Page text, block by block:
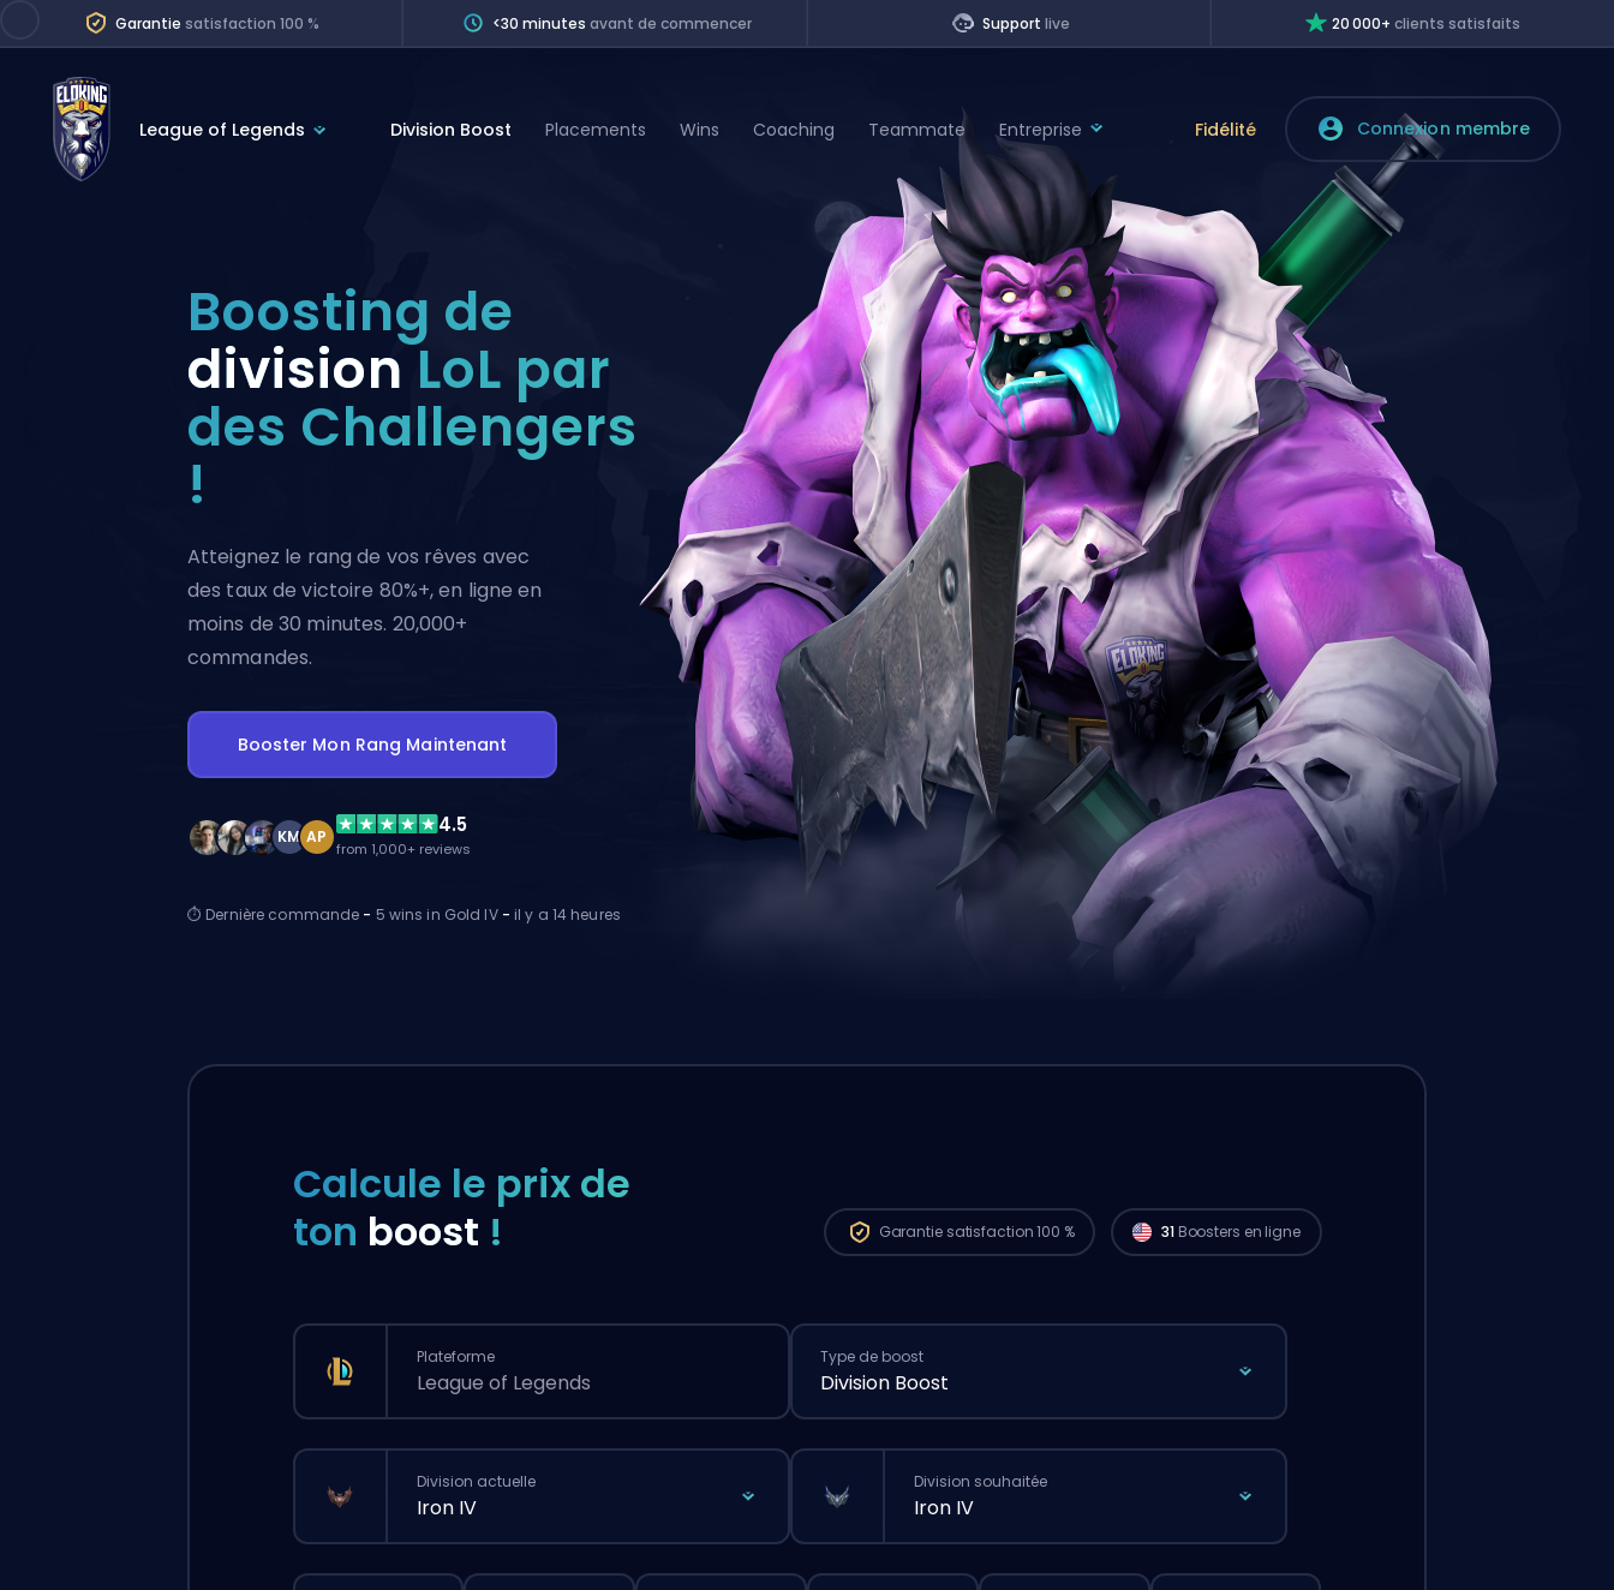
Garantie satisfaction 100 % <30 minutes avant de commencer Support live 20 000+clients satisfaits
League of Legends
Dota 2
Counter-Strike
Overwatch 2
Rocket League
Path of Exile 2
Division Boost
Wins
Coaching
Division Boost Placements Wins Coaching Teammate Entreprise Fidélité Connexion membre
Boosting de
divisionLoL par
des Challengers
!
Atteignez le rang de vos rêves avec
des taux de victoire 80%+, en ligne en
moins de 30 minutes. 20,000+
commandes.
Booster Mon Rang Maintenant
KM AP 4.5
from 1,000+ reviews
⏱ Dernière commande - 5 wins in Gold IV - il y a 14 heures
Calcule le prix de
ton boost ! Garantie satisfaction 100 % 31 Boosters en ligne
Plateforme
League of Legends
Type de boost
Division Boost
Division actuelle
Iron IV
Division souhaitée
Iron IV